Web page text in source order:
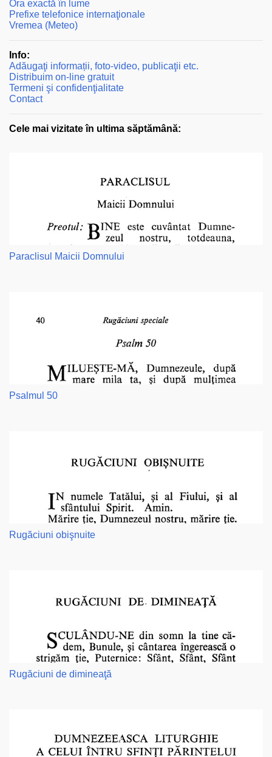
Ora exactă în lume
Prefixe telefonice internaţionale
Vremea (Meteo)
Info:
Adăugaţi informații, foto-video, publicaţii etc.
Distribuim on-line gratuit
Termeni şi confidenţialitate
Contact
Cele mai vizitate în ultima săptămână:
Paraclisul Maicii Domnului
Psalmul 50
Rugăciuni obişnuite
Rugăciuni de dimineaţă